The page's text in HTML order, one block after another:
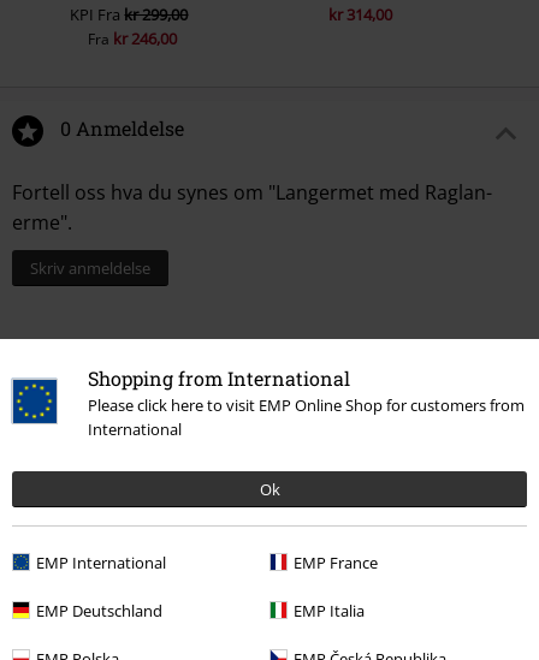
Shopping from International
Please click here to visit EMP Online Shop for customers from
International
Ok
EMP International EMP France
EMP Deutschland EMP Italia
KPI Frakr 299,00
Fra kr 246,00
kr 314,00
0 Anmeldelse
Fortell oss hva du synes om "Langermet med Raglan-
erme".
Skriv anmeldelse
Flere kategorier. Flere valgmuligheter.
Store størrelser Herre Langermede trøyer
Klesmerker Langermede trøyer